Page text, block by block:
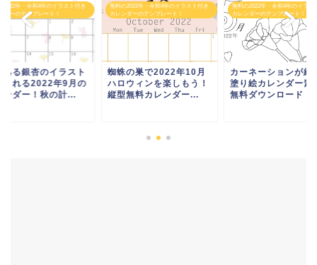
2022年・令和4年のイラスト付き
ダーのテンプレート！
ある銀杏のイラスト
される2022年9月の
ンダー！秋の計...
無料の2022年・令和4年のイラスト付き
カレンダーのテンプレート！
蜘蛛の巣で2022年10月
ハロウィンを楽しもう！
縦型無料カレンダー...
無料の2022年・令和4年のイラス
カレンダーのテンプレート！
カーネーションが綺
塗り絵カレンダー素
無料ダウンロード「